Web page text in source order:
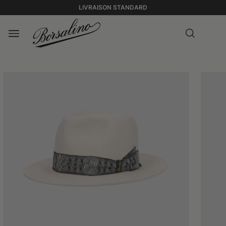
LIVRAISON STANDARD